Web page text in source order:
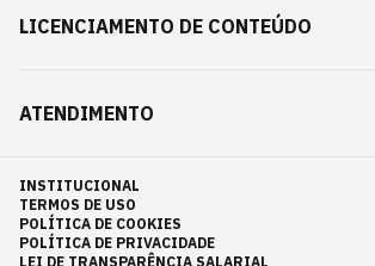
LICENCIAMENTO DE CONTEÚDO
ATENDIMENTO
INSTITUCIONAL
TERMOS DE USO
POLÍTICA DE COOKIES
POLÍTICA DE PRIVACIDADE
LEI DE TRANSPARÊNCIA SALARIAL